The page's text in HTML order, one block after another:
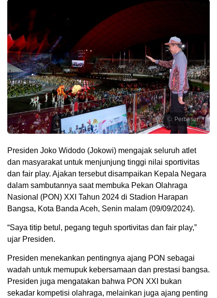
Perbesar
Presiden Joko Widodo (Jokowi) mengajak seluruh atlet
dan masyarakat untuk menjunjung tinggi nilai sportivitas
dan fair play. Ajakan tersebut disampaikan Kepala Negara
dalam sambutannya saat membuka Pekan Olahraga
Nasional (PON) XXI Tahun 2024 di Stadion Harapan
Bangsa, Kota Banda Aceh, Senin malam (09/09/2024).
“Saya titip betul, pegang teguh sportivitas dan fair play,”
ujar Presiden.
Presiden menekankan pentingnya ajang PON sebagai
wadah untuk memupuk kebersamaan dan prestasi bangsa.
Presiden juga mengatakan bahwa PON XXI bukan
sekadar kompetisi olahraga, melainkan juga ajang penting